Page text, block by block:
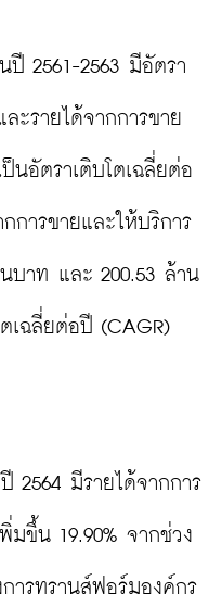
ปี 2561-2563 มีอัตรา
ละรายได้จากการขาย
นอัตราเติบโตเฉลี่ยต่อ
การขายและให้บริการ
บาท และ 200.53 ล้าน
เฉลี่ยต่อปี (CAGR)
2564 มีรายได้จากการ
มขึ้น 19.90% จากช่วง
ารทรานส์ฟอร์มองค์กร